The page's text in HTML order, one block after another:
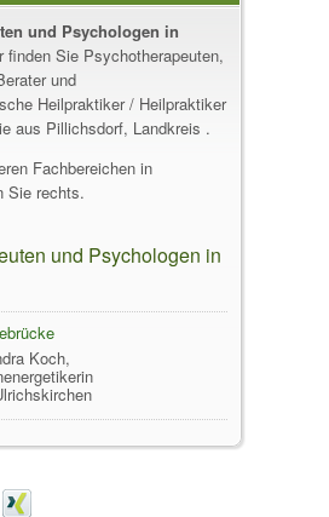
und Psychologen in
finden Sie Psychotherapeuten,
und
Heilpraktiker / Heilpraktiker
aus Pillichsdorf, Landkreis .
Fachbereichen in
Sie rechts.
und Psychologen in
Koch,